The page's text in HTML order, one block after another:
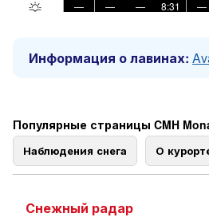
—
— — 8:31 —
Информация о лавинах:
Популярные страницы CMH
Наблюдения снега О
Снежный радар